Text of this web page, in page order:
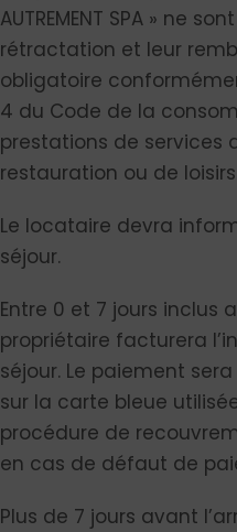
AUTREMENT SPA » ne
rétractation et leur
obligatoire
4 du Code de la
prestations de services
restauration ou de loisirs.
Le locataire devra
séjour.
Entre 0 et 7 jours inclus
propriétaire facturera
séjour. Le paiement
sur la carte bleue
procédure de
en cas de défaut de
Plus de 7 jours avant